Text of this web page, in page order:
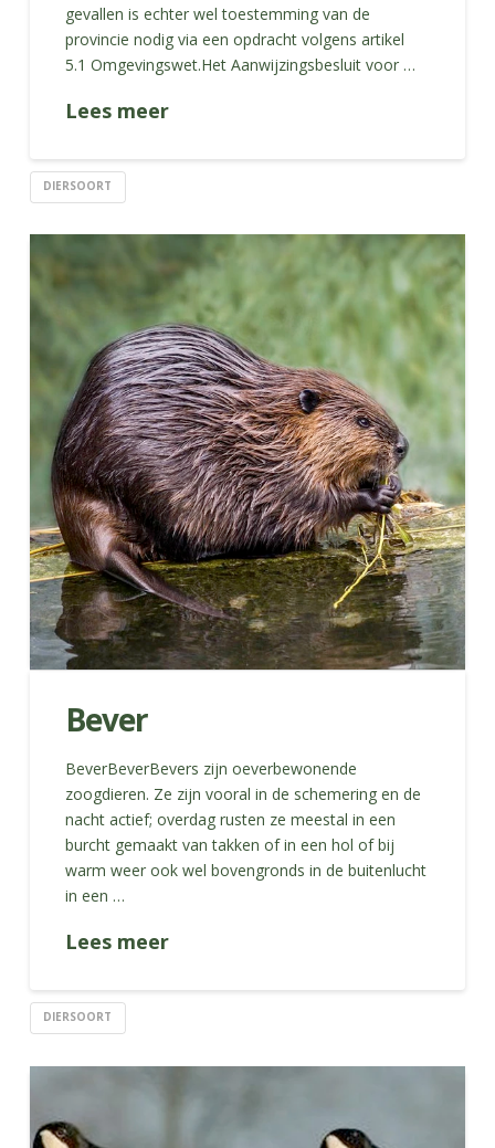
gevallen is echter wel toestemming van de
provincie nodig via een opdracht volgens artikel
5.1 Omgevingswet.Het Aanwijzingsbesluit voor …
Lees meer
DIERSOORT
Bever
BeverBeverBevers zijn oeverbewonende
zoogdieren. Ze zijn vooral in de schemering en de
nacht actief; overdag rusten ze meestal in een
burcht gemaakt van takken of in een hol of bij
warm weer ook wel bovengronds in de buitenlucht
in een …
Lees meer
DIERSOORT